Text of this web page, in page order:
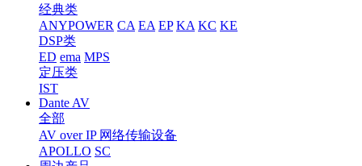
经典类
ANYPOWER CA EA EP KA KC KE
DSP类
ED ema MPS
定压类
IST
Dante AV
全部
AV over IP 网络传输设备
APOLLO SC